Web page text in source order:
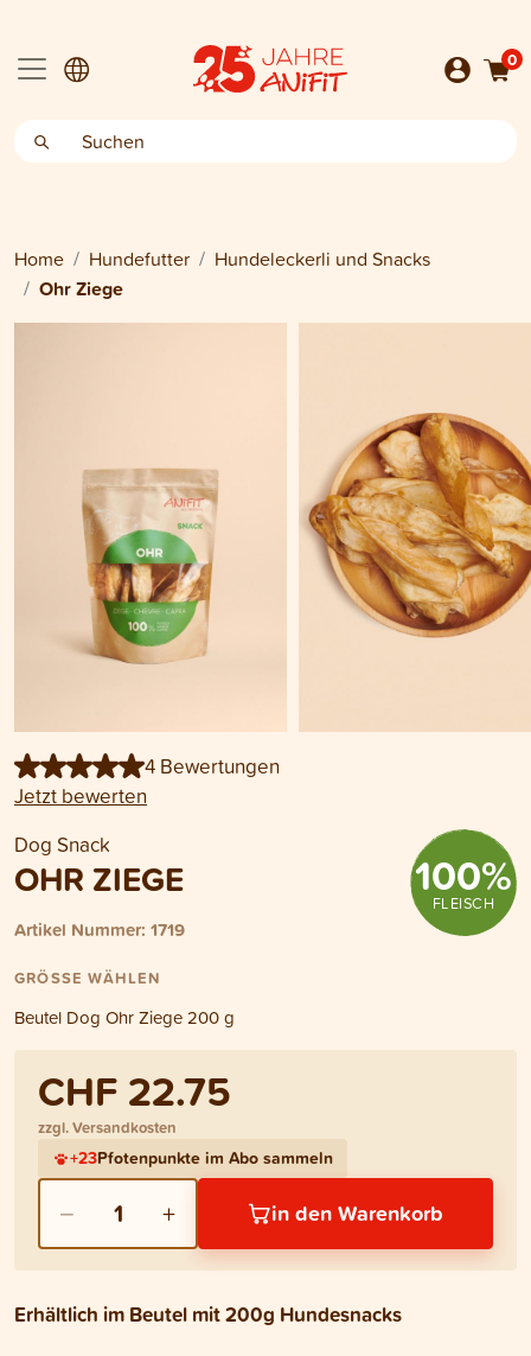
0
Home Hundefutter Hundeleckerli und Snacks
Ohr Ziege
4 Bewertungen
Jetzt bewerten
Dog Snack
OHR ZIEGE
Artikel Nummer: 1719
100%
FLEISCH
GRÖSSE WÄHLEN
Beutel Dog Ohr Ziege 200 g
CHF 22.75
zzgl. Versandkosten
+23Pfotenpunkte im Abo sammeln
− 1 + in den Warenkorb
Erhältlich im Beutel mit 200g Hundesnacks